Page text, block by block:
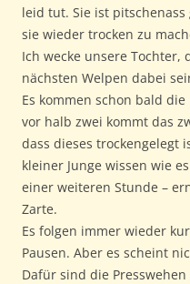
leid tut. Sie ist
sie wieder trocken zu
Ich wecke unsere Tochter,
nächsten Welpen dabei
Es kommen schon bald
vor halb zwei kommt das
dass dieses trockengelegt
kleiner Junge wissen wie
einer weiteren Stunde –
Zarte.
Es folgen immer wieder
Pausen. Aber es scheint
Dafür sind die